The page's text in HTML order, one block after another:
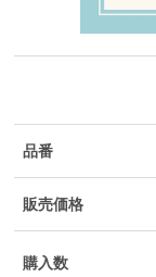
品番
販売価格
購入数